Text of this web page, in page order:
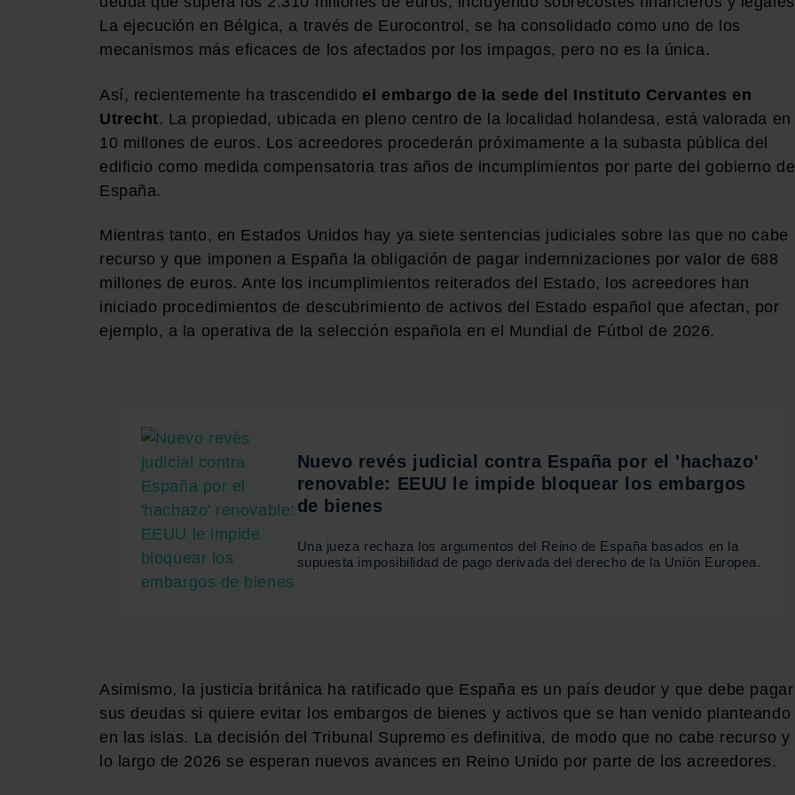
La ejecución en Bélgica, a través de Eurocontrol, se ha consolidado como uno de los
mecanismos más eficaces de los afectados por los impagos, pero no es la única.
Así, recientemente ha trascendido el embargo de la sede del Instituto Cervantes en
Utrecht. La propiedad, ubicada en pleno centro de la localidad holandesa, está valorada en
10 millones de euros. Los acreedores procederán próximamente a la subasta pública del
edificio como medida compensatoria tras años de incumplimientos por parte del gobierno de
España.
Mientras tanto, en Estados Unidos hay ya siete sentencias judiciales sobre las que no cabe
recurso y que imponen a España la obligación de pagar indemnizaciones por valor de 688
millones de euros. Ante los incumplimientos reiterados del Estado, los acreedores han
iniciado procedimientos de descubrimiento de activos del Estado español que afectan, por
ejemplo, a la operativa de la selección española en el Mundial de Fútbol de 2026.
Nuevo revés judicial contra España por el 'hachazo'
renovable: EEUU le impide bloquear los embargos
de bienes
Una jueza rechaza los argumentos del Reino de España basados en la
supuesta imposibilidad de pago derivada del derecho de la Unión Europea.
Asimismo, la justicia británica ha ratificado que España es un país deudor y que debe pagar
sus deudas si quiere evitar los embargos de bienes y activos que se han venido planteando
en las islas. La decisión del Tribunal Supremo es definitiva, de modo que no cabe recurso y
lo largo de 2026 se esperan nuevos avances en Reino Unido por parte de los acreedores.